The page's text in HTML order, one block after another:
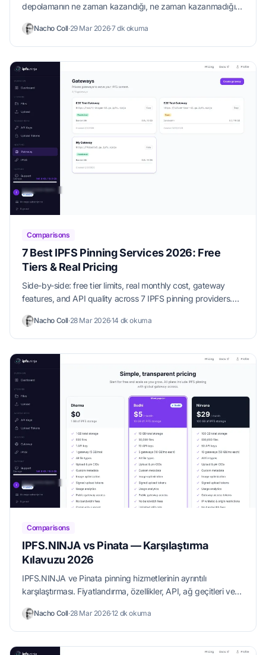
depolamanın ne zaman kazandığı, ne zaman kazanmadığı
Nacho Coll·29 Mar 2026·7 dk okuma
Comparisons
7 Best IPFS Pinning Services 2026: Free
Tiers & Real Pricing
Side-by-side: free tier limits, real monthly cost, gateway
features, and API quality across 7 IPFS pinning providers.
Nacho Coll·28 Mar 2026·14 dk okuma
Comparisons
IPFS.NINJA vs Pinata — Karşılaştırma
Kılavuzu 2026
IPFS.NINJA ve Pinata pinning hizmetlerinin ayrıntılı
karşılaştırması. Fiyatlandırma, özellikler, API, ağ geçitleri ve
Nacho Coll·28 Mar 2026·12 dk okuma